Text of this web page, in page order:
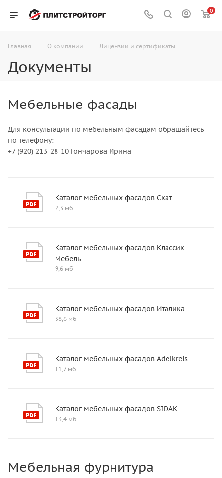
0
Главная — О компании — Лицензии и сертификаты
Документы
Мебельные фасады
Для консультации по мебельным фасадам обращайтесь
по телефону:
+7 (920) 213-28-10 Гончарова Ирина
Каталог мебельных фасадов Скат
2,3 мб
Каталог мебельных фасадов Классик
Мебель
9,6 мб
Каталог мебельных фасадов Италика
38,6 мб
Каталог мебельных фасадов Adelkreis
11,7 мб
Каталог мебельных фасадов SIDAK
13,4 мб
Мебельная фурнитура